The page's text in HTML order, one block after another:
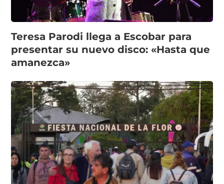
Teresa Parodi llega a Escobar para
presentar su nuevo disco: «Hasta que
amanezca»